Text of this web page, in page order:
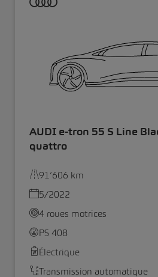
AUDI e-tron 55 S Line
quattro
91’606 km
5/2022
4 roues motrices
PS 408
Électrique
Transmission automatique